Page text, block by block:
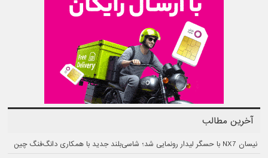
آخرین مطالب
نیسان NX7 با حسگر لیدار رونمایی شد؛ شاسی‌بلند جدید با همکاری دانگ‌فنگ چین